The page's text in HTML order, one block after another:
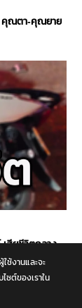
คุณตา-คุณยาย
สียชีวิตกลาง
ช้งานและจะ
ซต์ของเราใน